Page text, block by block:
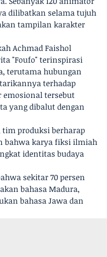
dilibatkan selama tujuh
tampilan karakter
Achmad Faishol
"Foufo" terinspirasi
terutama hubungan
terhadap
emosional tersebut
yang dibalut dengan
produksi berharap
bahwa karya fiksi ilmiah
identitas budaya
sekitar 70 persen
bahasa Madura,
bahasa Jawa dan